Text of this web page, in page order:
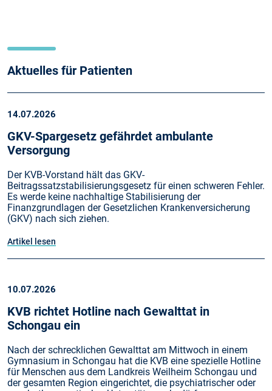
Aktuelles für Patienten
14.07.2026
GKV-Spargesetz gefährdet ambulante
Versorgung
Der KVB-Vorstand hält das GKV-
Beitragssatzstabilisierungsgesetz für einen schweren Fehler.
Es werde keine nachhaltige Stabilisierung der
Finanzgrundlagen der Gesetzlichen Krankenversicherung
(GKV) nach sich ziehen.
Artikel lesen
10.07.2026
KVB richtet Hotline nach Gewalttat in
Schongau ein
Nach der schrecklichen Gewalttat am Mittwoch in einem
Gymnasium in Schongau hat die KVB eine spezielle Hotline
für Menschen aus dem Landkreis Weilheim Schongau und
der gesamten Region eingerichtet, die psychiatrischer oder